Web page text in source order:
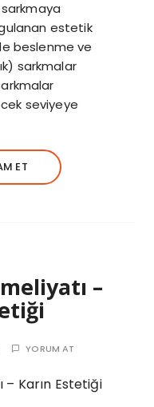
estetik
beslenme ve
sarkmalar
seviyeye
ET
–
YORUM AT